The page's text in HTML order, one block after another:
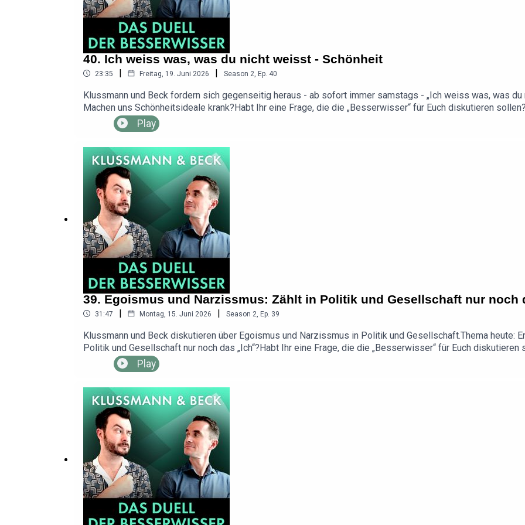
40. Ich weiss was, was du nicht weisst - Schönheit
23:35 | Freitag, 19. Juni 2026 | Season 2 Ep. 40
Klussmann und Beck fordern sich gegenseitig heraus - ab sofort immer samstags - „Ich weiss was, was du
Machen uns Schönheitsideale krank?⁠⁠⁠⁠⁠⁠⁠⁠⁠⁠⁠⁠⁠⁠⁠⁠⁠⁠⁠Habt Ihr eine Frage, die die „Besserwisser“ für Euch diskutieren
⁠⁠⁠⁠⁠⁠⁠⁠⁠⁠⁠⁠⁠⁠info@dasduellderbesserwisser.de⁠⁠⁠⁠⁠⁠⁠⁠⁠⁠⁠⁠⁠⁠“Klussmann und Beck - Das Duell der Besserwisser“ ist ein
Beck, Sebastian Klussmann, MAASS·GENAU - Das Medienbüro, Marie-Charlotte MaasExecutive Producer:
week.de/podcast/klussmann-und-beck---das-duell-der-besserwisserDen Video-Podcast der
https://youtube.com/@duellderbesserwisser
Play
39. Egoismus und Narzissmus: Zählt in Politik und Gesellschaft nur noch
31:47 | Montag, 15. Juni 2026 | Season 2 Ep. 39
Klussmann und Beck diskutieren über Egoismus und Narzissmus in Politik und Gesellschaft.Thema heute:
Politik und Gesellschaft nur noch das „Ich“?⁠⁠⁠⁠⁠⁠⁠⁠⁠⁠⁠⁠⁠⁠⁠⁠⁠⁠⁠Habt Ihr eine Frage, die die „Besserwisser“ für Euch
⁠⁠⁠⁠⁠⁠⁠⁠⁠⁠⁠⁠⁠⁠info@dasduellderbesserwisser.de⁠⁠⁠⁠⁠⁠⁠⁠⁠⁠⁠⁠⁠⁠“Klussmann und Beck - Das Duell der Besserwisser“ ist ein
Beck, Sebastian Klussmann, MAASS·GENAU - Das Medienbüro, Marie-Charlotte MaasExecutive Producer:
week.de/podcast/klussmann-und-beck---das-duell-der-besserwisserDen Video-Podcast der
https://youtube.com/@duellderbesserwisser
Play